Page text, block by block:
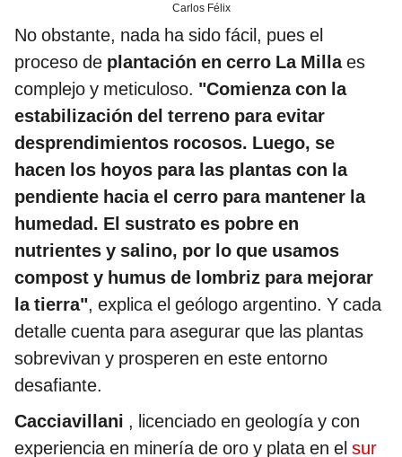
Carlos Félix
No obstante, nada ha sido fácil, pues el
proceso de plantación en cerro La Millaes
complejo y meticuloso. "Comienza con la
estabilización del terreno para evitar
desprendimientos rocosos. Luego, se
hacen los hoyos para las plantas con la
pendiente hacia el cerro para mantener la
humedad. El sustrato es pobre en
nutrientes y salino, por lo que usamos
compost y humus de lombriz para mejorar
la tierra", explica el geólogo argentino. Y cada
detalle cuenta para asegurar que las plantas
sobrevivan y prosperen en este entorno
desafiante.
Cacciavillani , licenciado en geología y con
experiencia en minería de oro y plata en el sur